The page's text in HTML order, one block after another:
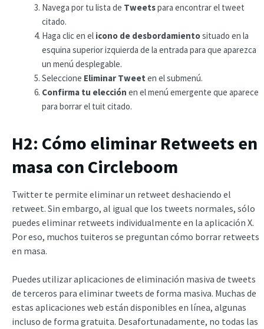
Navega por tu lista de Tweetspara encontrar el tweet
citado.
Haga clic en el icono de desbordamientosituado en la
esquina superior izquierda de la entrada para que aparezca
un menú desplegable.
Seleccione Eliminar Tweet en el submenú.
Confirma tu elección en el menú emergente que aparece
para borrar el tuit citado.
H2: Cómo eliminar Retweets en
masa con Circleboom
Twitter te permite eliminar un retweet deshaciendo el
retweet. Sin embargo, al igual que los tweets normales, sólo
puedes eliminar retweets individualmente en la aplicación X.
Por eso, muchos tuiteros se preguntan cómo borrar retweets
en masa.
Puedes utilizar aplicaciones de eliminación masiva de tweets
de terceros para eliminar tweets de forma masiva. Muchas de
estas aplicaciones web están disponibles en línea, algunas
incluso de forma gratuita. Desafortunadamente, no todas las